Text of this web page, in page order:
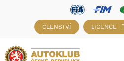
ČLENSTVÍ LICENCE